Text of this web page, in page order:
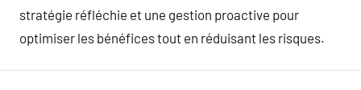
stratégie réfléchie et une gestion proactive pour
optimiser les bénéfices tout en réduisant les risques.